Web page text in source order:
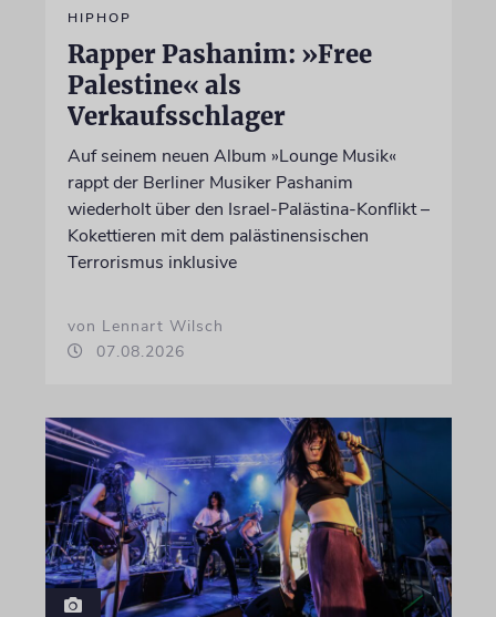
HIPHOP
Rapper Pashanim: »Free
Palestine« als
Verkaufsschlager
Auf seinem neuen Album »Lounge Musik«
rappt der Berliner Musiker Pashanim
wiederholt über den Israel-Palästina-Konflikt –
Kokettieren mit dem palästinensischen
Terrorismus inklusive
von Lennart Wilsch
07.08.2026